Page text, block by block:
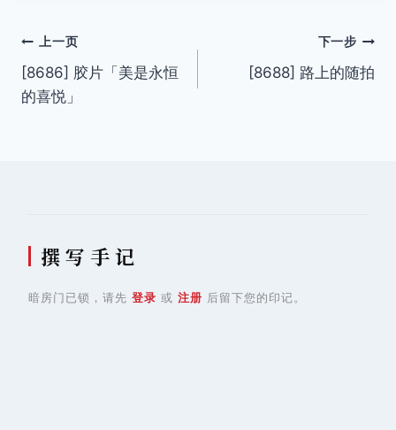
文
章
上一页
[8686] 胶片「美是永恒
的喜悦」
下一步
[8688] 路上的随拍
撰 写 手 记
暗房门已锁，请先 登录 或 注册 后留下您的印记。